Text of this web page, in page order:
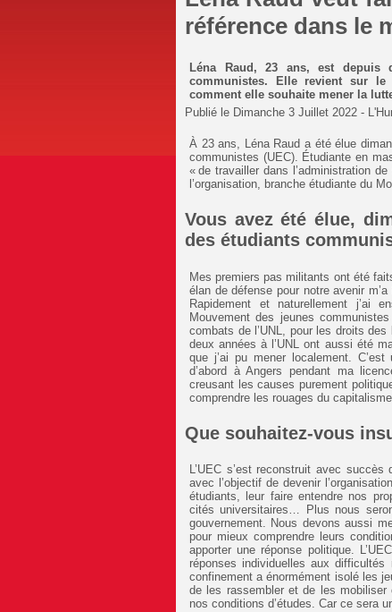
référence dans le
Léna Raud, 23 ans, est depuis
communistes. Elle revient sur le
comment elle souhaite mener la
Publié le Dimanche 3 Juillet 2022 -
À 23 ans, Léna Raud a été élue
communistes (UEC). Étudiante en
« de travailler dans l’administration
l’organisation, branche étudiante du
Vous avez été élue,
des étudiants
Mes premiers pas militants ont été
élan de défense pour notre avenir
Rapidement et naturellement j’ai
Mouvement des jeunes
combats de l’UNL, pour les droits
deux années à l’UNL ont aussi été
que j’ai pu mener localement.
d’abord à Angers pendant ma
creusant les causes purement
comprendre les rouages du
Que souhaitez-vous
L’UEC s’est reconstruit avec
avec l’objectif de devenir
étudiants, leur faire entendre nos
cités universitaires… Plus nous
gouvernement. Nous devons aussi
pour mieux comprendre leurs
apporter une réponse politique.
réponses individuelles aux
confinement a énormément isolé les
de les rassembler et de les
nos conditions d’études. Car ce sera